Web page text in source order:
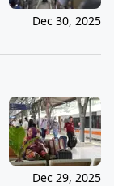
Dec 30, 2025
Dec 29, 2025